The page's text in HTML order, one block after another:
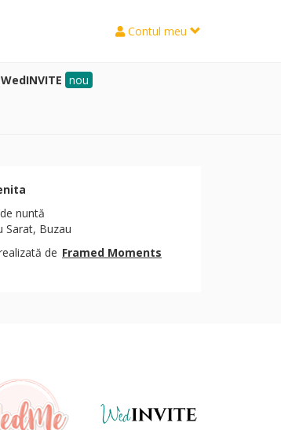
Contul meu
WedINVITE nou
nuntă
Sarat, Buzau
de Framed Moments